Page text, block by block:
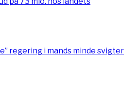
regering i mands minde svigter